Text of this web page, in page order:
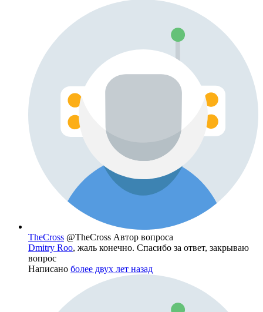
TheCross @TheCross Автор вопроса
Dmitry Roo, жаль конечно. Спасибо за ответ, закрываю
вопрос
Написано более двух лет назад